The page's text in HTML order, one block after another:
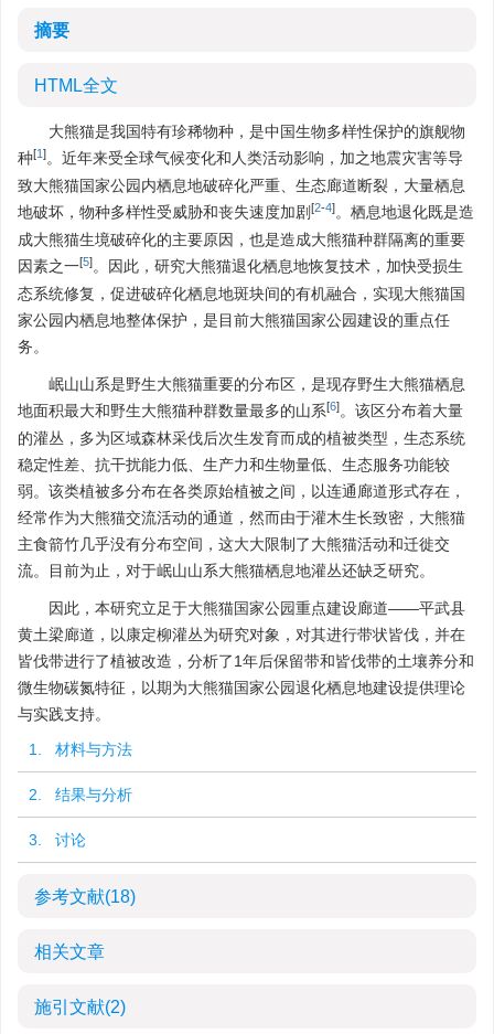
摘要
HTML全文
大熊猫是我国特有珍稀物种，是中国生物多样性保护的旗舰物
种[1]。近年来受全球气候变化和人类活动影响，加之地震灾害等导
致大熊猫国家公园内栖息地破碎化严重、生态廊道断裂，大量栖息
地破坏，物种多样性受威胁和丧失速度加剧 [2-4]。栖息地退化既是造
成大熊猫生境破碎化的主要原因，也是造成大熊猫种群隔离的重要
因素之一[5]。因此，研究大熊猫退化栖息地恢复技术，加快受损生
态系统修复，促进破碎化栖息地斑块间的有机融合，实现大熊猫国
家公园内栖息地整体保护，是目前大熊猫国家公园建设的重点任
务。
岷山山系是野生大熊猫重要的分布区，是现存野生大熊猫栖息
地面积最大和野生大熊猫种群数量最多的山系[6]。该区分布着大量
的灌丛，多为区域森林采伐后次生发育而成的植被类型，生态系统
稳定性差、抗干扰能力低、生产力和生物量低、生态服务功能较
弱。该类植被多分布在各类原始植被之间，以连通廊道形式存在，
经常作为大熊猫交流活动的通道，然而由于灌木生长致密，大熊猫
主食箭竹几乎没有分布空间，这大大限制了大熊猫活动和迁徙交
流。目前为止，对于岷山山系大熊猫栖息地灌丛还缺乏研究。
因此，本研究立足于大熊猫国家公园重点建设廊道——平武县
黄土梁廊道，以康定柳灌丛为研究对象，对其进行带状皆伐，并在
皆伐带进行了植被改造，分析了1年后保留带和皆伐带的土壤养分和
微生物碳氮特征，以期为大熊猫国家公园退化栖息地建设提供理论
与实践支持。
1. 材料与方法
2. 结果与分析
3. 讨论
参考文献(18)
相关文章
施引文献(2)